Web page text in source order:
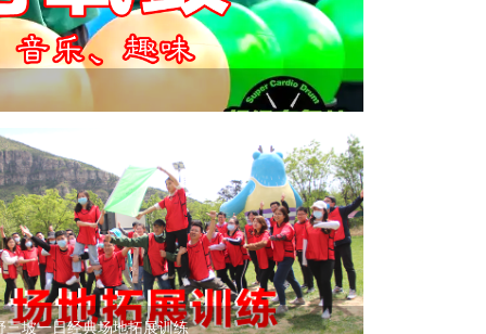
三坡一日经典场地拓展训练